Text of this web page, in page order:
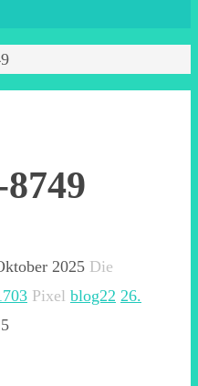
2025 Die
Pixel blog22 26.